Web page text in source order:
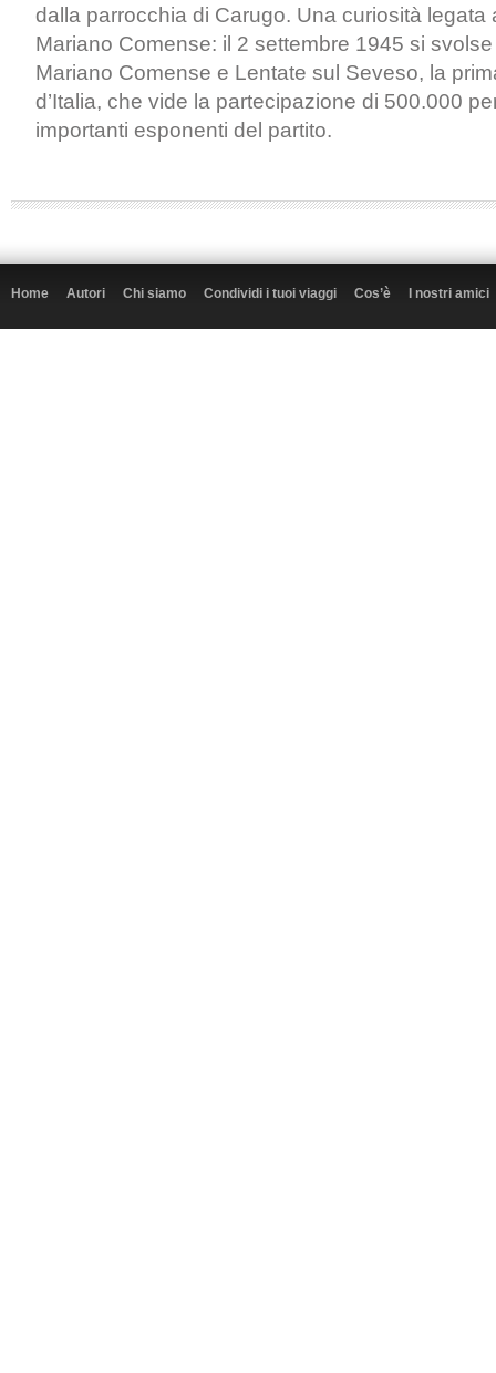
dalla parrocchia di Carugo. Una curiosità legata
Mariano Comense: il 2 settembre 1945 si
Mariano Comense e Lentate sul Seveso, la
d’Italia, che vide la partecipazione di 500.000
importanti esponenti del partito.
Home Autori Chi siamo Condividi i tuoi viaggi Cos’è I nostri amici